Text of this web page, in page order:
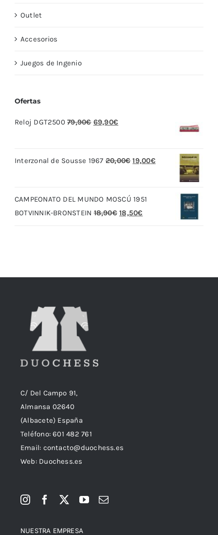
Outlet
Accesorios
Juegos de Ingenio
Ofertas
Reloj DGT2500 79,90€ El
era:
69,90€
es:
Interzonal de Sousse 1967 20,00€ El
era:
20,00€.
19,00€El
CAMPEONATO DEL MUNDO MOSCÚ 1951
BOTVINNIK-BRONSTEIN 18,90€ El
18,50€
C/ Del Campo 91,
Almansa 02640
(Albacete) España
Teléfono:601 482 761
Email: contacto@duochess.es
Web: Duochess.es
NUESTRA EMPRESA